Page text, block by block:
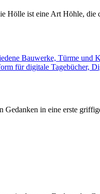
Hölle ist eine Art Höhle,
in eine erste